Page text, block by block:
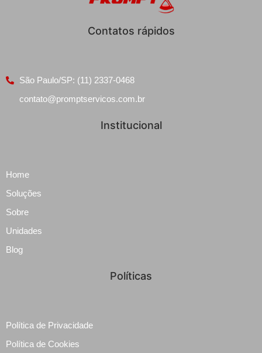
Contatos rápidos
São Paulo/SP: (11) 2337-0468
contato@promptservicos.com.br
Institucional
Home
Soluções
Sobre
Unidades
Blog
Políticas
Política de Privacidade
Política de Cookies